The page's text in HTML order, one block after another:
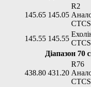
145.65 145.05
R2
145.55 145.55
Діапазон 70
438.80 431.20
R76